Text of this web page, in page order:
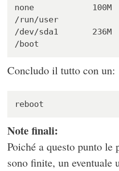
none            100M
/run/user
/dev/sda1       236M
/boot
Concludo il tutto con un:
reboot
Note finali:
Poiché a questo punto
sono finite, un eventuale